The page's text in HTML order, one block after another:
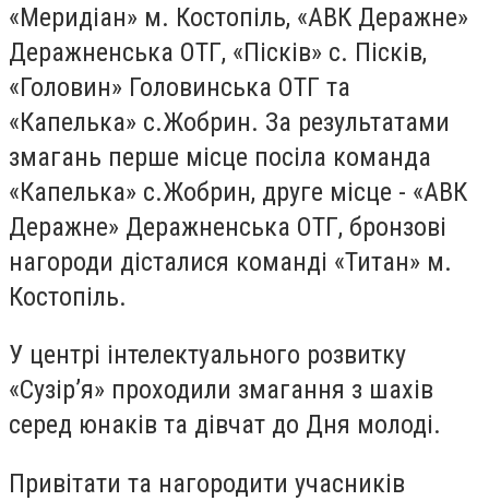
«Меридіан» м. Костопіль, «АВК Деражне»
Деражненська ОТГ, «Пісків» с. Пісків,
«Головин» Головинська ОТГ та
«Капелька» с.Жобрин. За результатами
змагань перше місце посіла команда
«Капелька» с.Жобрин, друге місце - «АВК
Деражне» Деражненська ОТГ, бронзові
нагороди дісталися команді «Титан» м.
Костопіль.
У центрі інтелектуального розвитку
«Сузір’я» проходили змагання з шахів
серед юнаків та дівчат до Дня молоді.
Привітати та нагородити учасників